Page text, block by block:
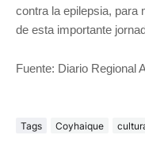
contra la epilepsia, para
de esta importante
Fuente: Diario Regional
Tags Coyhaique